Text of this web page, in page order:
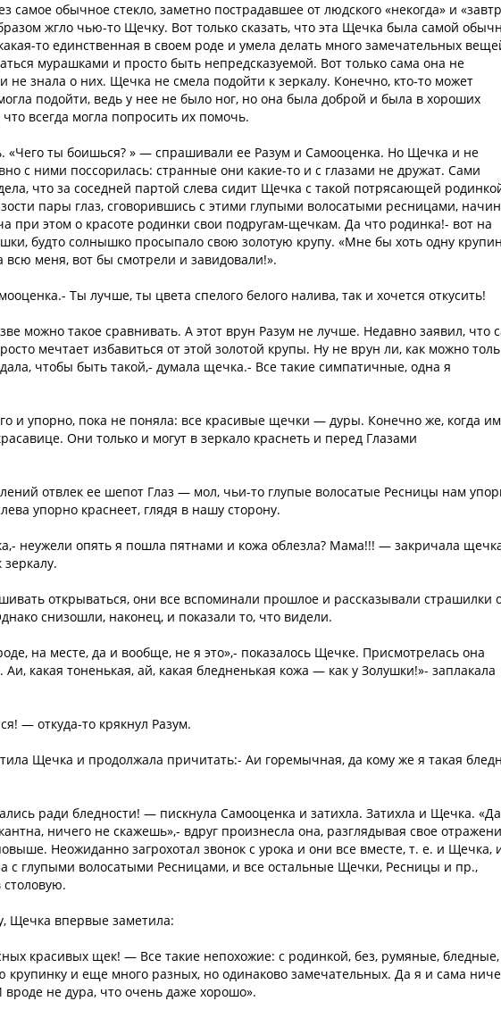
самое обычное стекло, заметно пострадавшее от людского «некогда» и
жгло чью-то Щечку. Вот только сказать, что эта Щечка была самой
то единственная в своем роде и умела делать много замечательных
мурашками и просто быть непредсказуемой. Вот только сама она не
не знала о них. Щечка не смела подойти к зеркалу. Конечно, кто-то может
подойти, ведь у нее не было ног, но она была доброй и была в хороших
всегда могла попросить их помочь.
«Чего ты боишься? » — спрашивали ее Разум и Самооценка. Но Щечка и не
с ними поссорилась: странные они какие-то и с глазами не дружат. Сами
что за соседней партой слева сидит Щечка с такой потрясающей
пары глаз, сговорившись с этими глупыми волосатыми ресницами,
при этом о красоте родинки свои подругам-щечкам. Да что родинка!- вот на
будто солнышко просыпало свою золотую крупу. «Мне бы хоть одну
меня, вот бы смотрели и завидовали!».
Ты лучше, ты цвета спелого белого налива, так и хочется откусить!
можно такое сравнивать. А этот врун Разум не лучше. Недавно заявил, что
мечтает избавиться от этой золотой крупы. Ну не врун ли, как можно
чтобы быть такой,- думала щечка.- Все такие симпатичные, одна я
и упорно, пока не поняла: все красивые щечки — дуры. Конечно же, когда им
Они только и могут в зеркало краснеть и перед Глазами
отвлек ее шепот Глаз — мол, чьи-то глупые волосатые Ресницы нам
упорно краснеет, глядя в нашу сторону.
неужели опять я пошла пятнами и кожа облезла? Мама!!! — закричала
открываться, они все вспоминали прошлое и рассказывали страшилки
снизошли, наконец, и показали то, что видели.
на месте, да и вообще, не я это»,- показалось Щечке. Присмотрелась она
какая тоненькая, ай, какая бледненькая кожа — как у Золушки!»- заплакала
— откуда-то крякнул Разум.
Щечка и продолжала причитать:- Аи горемычная, да кому же я такая
ради бледности! — пискнула Самооценка и затихла. Затихла и Щечка.
ничего не скажешь»,- вдруг произнесла она, разглядывая свое
Неожиданно загрохотал звонок с урока и они все вместе, т. е. и Щечка,
с глупыми волосатыми Ресницами, и все остальные Щечки, Ресницы и пр.,
Щечка впервые заметила:
красивых щек! — Все такие непохожие: с родинкой, без, румяные, бледные,
крупинку и еще много разных, но одинаково замечательных. Да я и сама
не дура, что очень даже хорошо».